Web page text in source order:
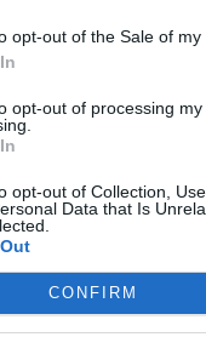
opt-out of the Sale of
opt-out of processing
opt-out of Collection,
Data that Is
CONFIRM